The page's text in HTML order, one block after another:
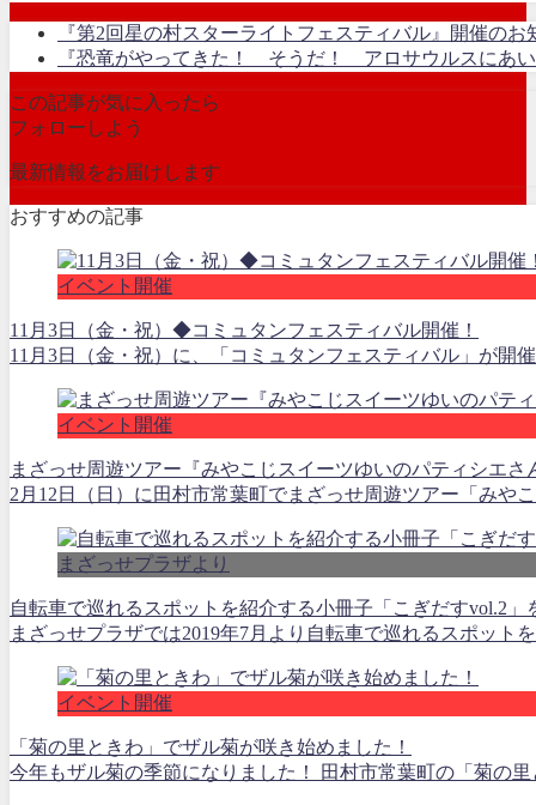
『第2回星の村スターライトフェスティバル』開催のお
『恐竜がやってきた！ そうだ！ アロサウルスにあ
この記事が気に入ったら
フォローしよう
最新情報をお届けします
おすすめの記事
イベント開催
11月3日（金・祝）◆コミュタンフェスティバル開催！
11月3日（金・祝）に、「コミュタンフェスティバル」が開
イベント開催
まざっせ周遊ツアー『みやこじスイーツゆいのパティシエ
2月12日（日）に田村市常葉町でまざっせ周遊ツアー「みや
まざっせプラザより
自転車で巡れるスポットを紹介する小冊子「こぎだすvol.2」
まざっせプラザでは2019年7月より自転車で巡れるスポッ
イベント開催
「菊の里ときわ」でザル菊が咲き始めました！
今年もザル菊の季節になりました！ 田村市常葉町の「菊の